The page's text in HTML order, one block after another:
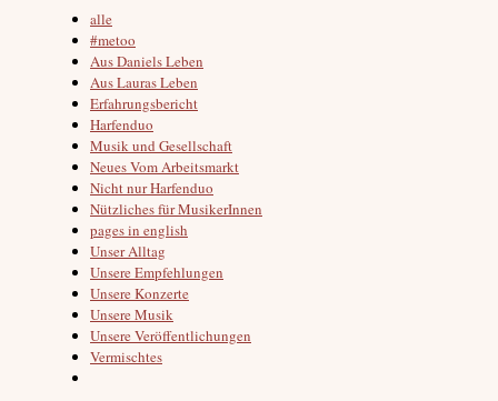
alle
#metoo
Aus Daniels Leben
Aus Lauras Leben
Erfahrungsbericht
Harfenduo
Musik und Gesellschaft
Neues Vom Arbeitsmarkt
Nicht nur Harfenduo
Nützliches für MusikerInnen
pages in english
Unser Alltag
Unsere Empfehlungen
Unsere Konzerte
Unsere Musik
Unsere Veröffentlichungen
Vermischtes